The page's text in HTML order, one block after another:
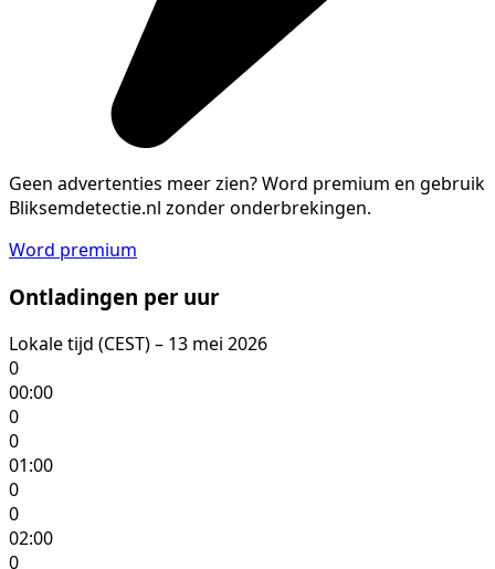
Geen advertenties meer zien?Word premium en gebruik
Bliksemdetectie.nl zonder onderbrekingen.
Word premium
Ontladingen per uur
Lokale tijd (CEST) – 13 mei 2026
0
00:00
0
0
01:00
0
0
02:00
0